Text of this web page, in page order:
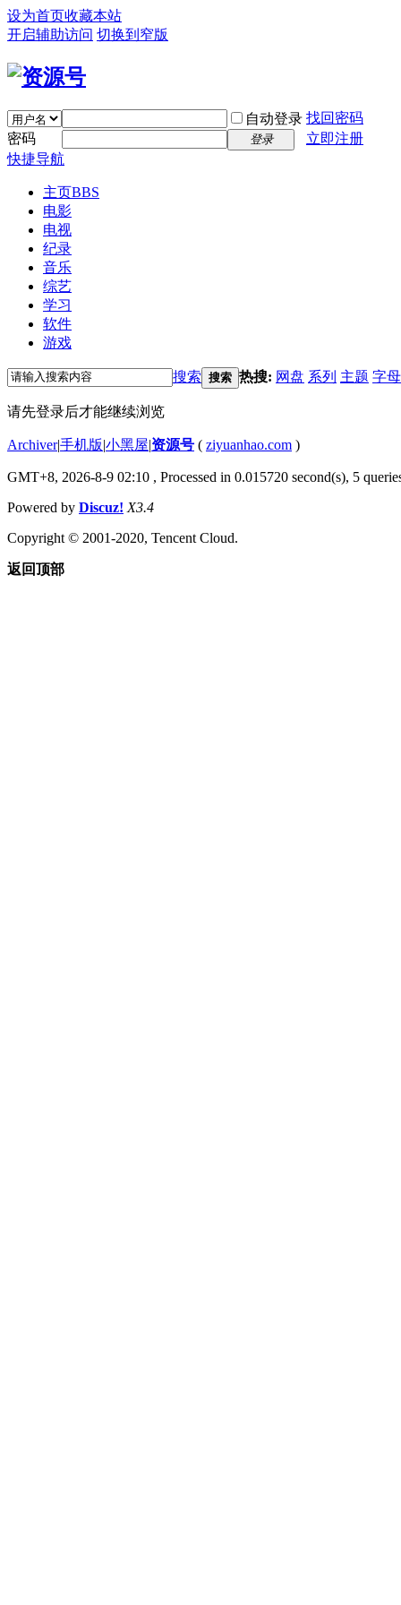
设为首页收藏本站
开启辅助访问 切换到窄版
自动登录 找回密码
密码
登录
立即注册
快捷导航
主页BBS
电影
电视
纪录
音乐
综艺
学习
软件
游戏
搜索 搜索 热搜: 网盘 系列 主题 字
请先登录后才能继续浏览
Archiver|手机版|小黑屋|资源号 ( ziyuanhao.com )
GMT+8, 2026-8-9 02:10 , Processed in 0.015720 second(s), 5
Powered by Discuz! X3.4
Copyright © 2001-2020, Tencent Cloud.
返回顶部